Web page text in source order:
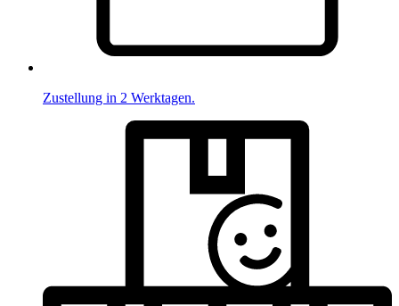
Zustellung in 2 Werktagen.